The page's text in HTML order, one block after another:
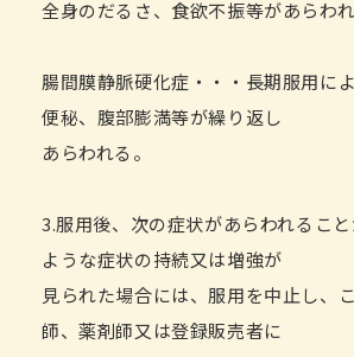
全身のだるさ、食欲不振等があらわれ
腸間膜静脈硬化症・・・長期服用に
便秘、腹部膨満等が繰り返し
あらわれる。
3.服用後、次の症状があらわれるこ
ような症状の持続又は増強が
見られた場合には、服用を中止し、
師、薬剤師又は登録販売者に